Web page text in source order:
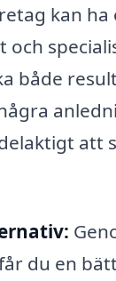
kan ha
både
att
du en